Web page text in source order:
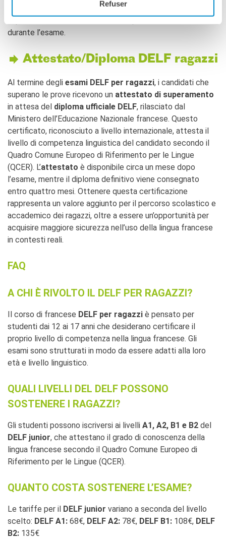
Refuser
studenti imparano a gestire il tempo, a strutturare le loro
durante l’esame.
Attestato/Diploma DELF ragazzi
Al termine degli esami DELF per ragazzi, i candidati che
superano le prove ricevono un attestato di superamento
in attesa del diploma ufficiale DELF, rilasciato dal
Ministero dell’Educazione Nazionale francese. Questo
certificato, riconosciuto a livello internazionale, attesta il
livello di competenza linguistica del candidato secondo il
Quadro Comune Europeo di Riferimento per le Lingue
(QCER). L’attestato è disponibile circa un mese dopo
l’esame, mentre il diploma definitivo viene consegnato
entro quattro mesi. Ottenere questa certificazione
rappresenta un valore aggiunto per il percorso scolastico e
accademico dei ragazzi, oltre a essere un’opportunità per
acquisire maggiore sicurezza nell’uso della lingua francese
in contesti reali.
FAQ
A CHI È RIVOLTO IL DELF PER RAGAZZI?
Il corso di francese DELF per ragazzi è pensato per
studenti dai 12 ai 17 anni che desiderano certificare il
proprio livello di competenza nella lingua francese. Gli
esami sono strutturati in modo da essere adatti alla loro
età e livello linguistico.
QUALI LIVELLI DEL DELF POSSONO
SOSTENERE I RAGAZZI?
Gli studenti possono iscriversi ai livelli A1, A2, B1 e B2 del
DELF junior, che attestano il grado di conoscenza della
lingua francese secondo il Quadro Comune Europeo di
Riferimento per le Lingue (QCER).
QUANTO COSTA SOSTENERE L’ESAME?
Le tariffe per il DELF junior variano a seconda del livello
scelto: DELF A1: 68€, DELF A2: 78€, DELF B1: 108€, DELF
B2: 135€